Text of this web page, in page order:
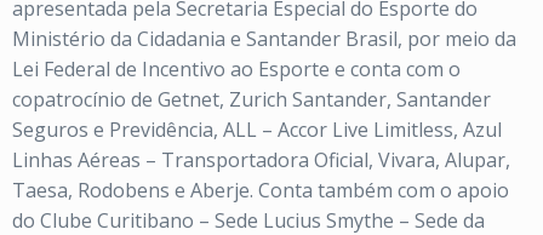
apresentada pela Secretaria Especial do Esporte do
Ministério da Cidadania e Santander Brasil, por meio da
Lei Federal de Incentivo ao Esporte e conta com o
copatrocínio de Getnet, Zurich Santander, Santander
Seguros e Previdência, ALL – Accor Live Limitless, Azul
Linhas Aéreas – Transportadora Oficial, Vivara, Alupar,
Taesa, Rodobens e Aberje. Conta também com o apoio
do Clube Curitibano – Sede Lucius Smythe – Sede da